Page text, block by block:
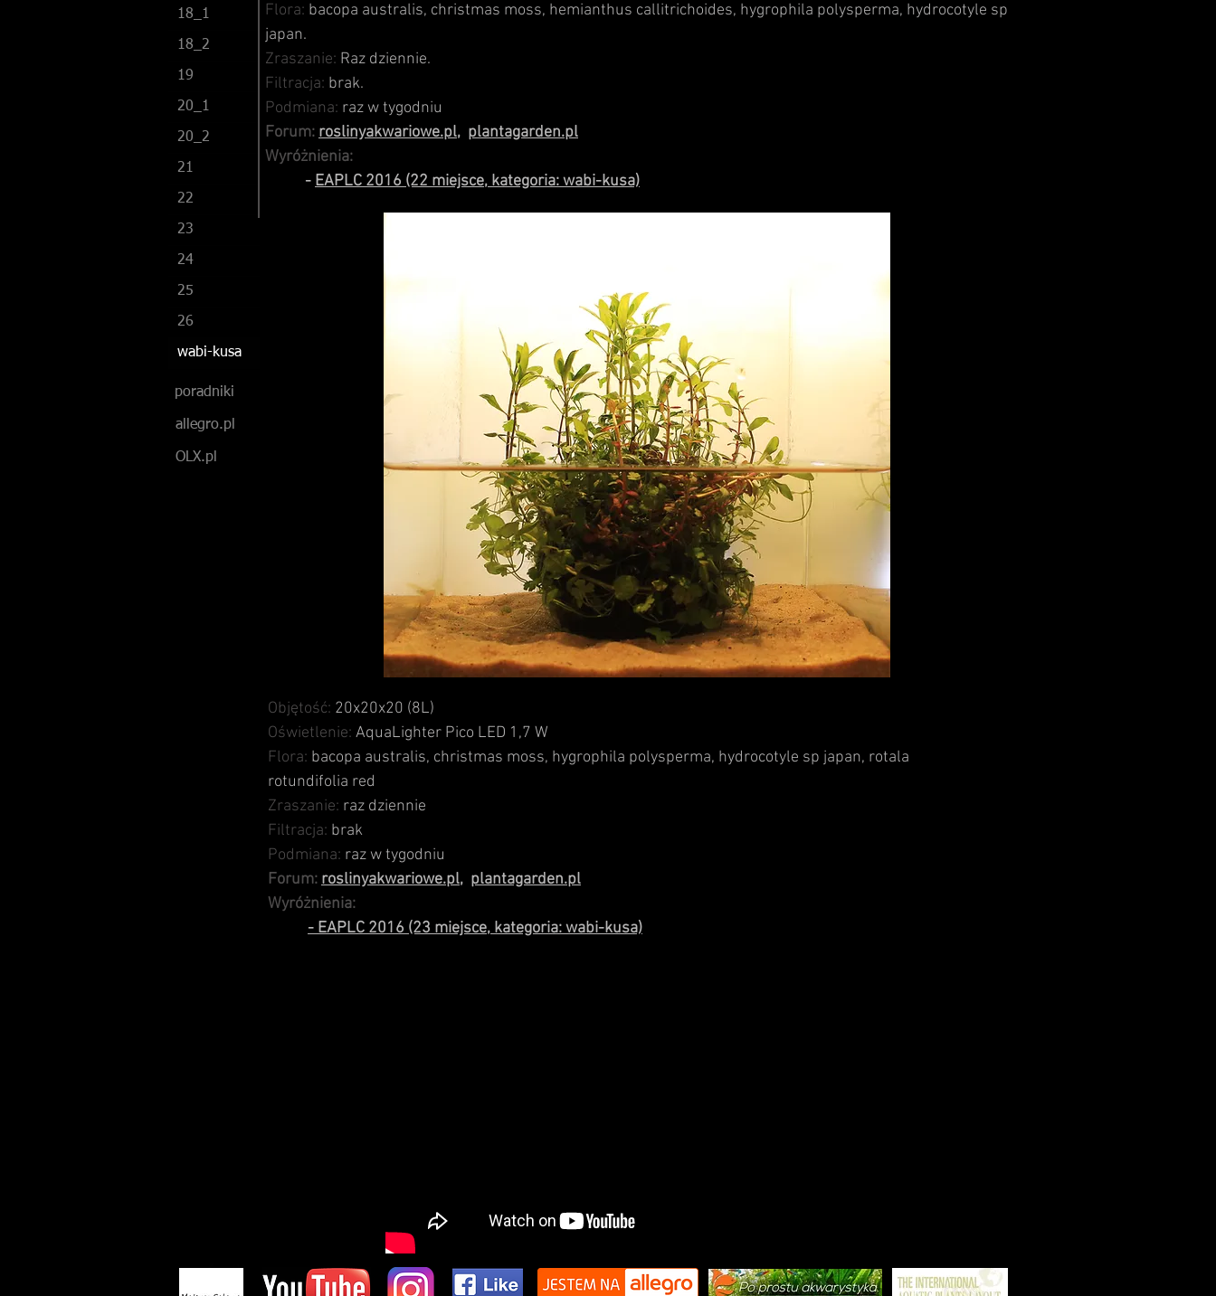
Flora: bacopa australis, christmas moss, hemianthus callitrichoides, hygrophila polysperma, hydrocotyle sp
japan.
Zraszanie: Raz dziennie.
Filtracja: brak.
Podmiana: raz w tygodniu
Forum: roslinyakwariowe.pl, plantagarden.pl
Wyróżnienia:
- EAPLC 2016 (22 miejsce, kategoria: wabi-kusa)
Objętość: 20x20x20 (8L)
Oświetlenie: AquaLighter Pico LED 1,7 W
Flora: bacopa australis, christmas moss, hygrophila polysperma, hydrocotyle sp japan, rotala
rotundifolia red
Zraszanie: raz dziennie
Filtracja: brak
Podmiana: raz w tygodniu
Forum: roslinyakwariowe.pl, plantagarden.pl
Wyróżnienia:
- EAPLC 2016 (23 miejsce, kategoria: wabi-kusa)
18_1
18_2
19
20_1
20_2
21
22
23
24
25
26
wabi-kusa
poradniki
allegro.pl
OLX.pl